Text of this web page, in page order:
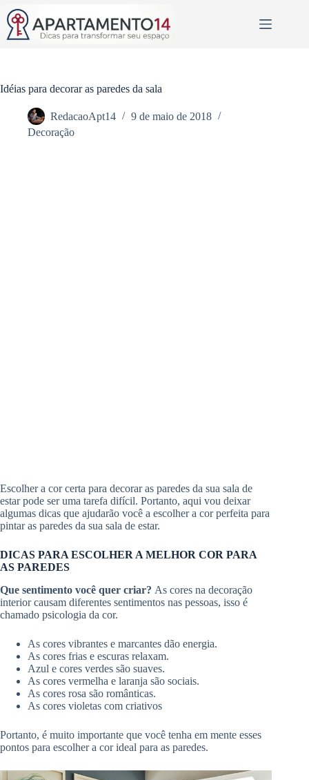
para
conteúdo
Idéias para decorar as paredes da sala
RedacaoApt14
9 de maio de 2018
Decoração
Escolher a cor certa para decorar as paredes da sua sala de
estar pode ser uma tarefa difícil. Portanto, aqui vou deixar
algumas dicas que ajudarão você a escolher a cor perfeita para
pintar as paredes da sua sala de estar.
DICAS PARA ESCOLHER A MELHOR COR PARA
AS PAREDES
Que sentimento você quer criar? As cores na decoração
interior causam diferentes sentimentos nas pessoas, isso é
chamado psicologia da cor.
As cores vibrantes e marcantes dão energia.
As cores frias e escuras relaxam.
Azul e cores verdes são suaves.
As cores vermelha e laranja são sociais.
As cores rosa são românticas.
As cores violetas com criativos
Portanto, é muito importante que você tenha em mente esses
pontos para escolher a cor ideal para as paredes.